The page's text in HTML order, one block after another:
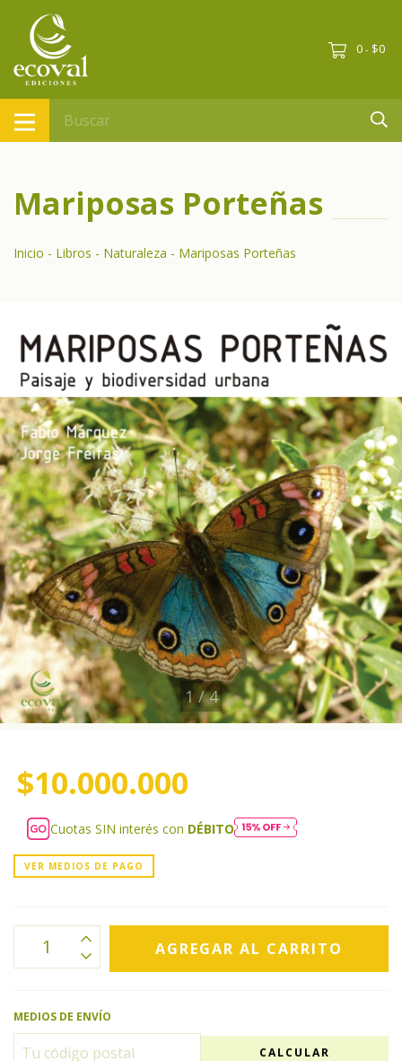
0 - $0
Mariposas Porteñas
Inicio - Libros - Naturaleza - Mariposas Porteñas
1/4
$10.000.000
Cuotas SIN interés con DÉBITO
VER MEDIOS DE PAGO
MEDIOS DE ENVÍO
CALCULAR